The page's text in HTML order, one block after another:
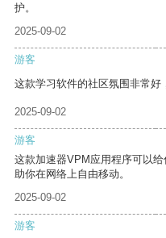
护。
2025-09-02
游客
这款学习软件的社区氛围非常好
2025-09-02
游客
这款加速器VPM应用程序可以
助你在网络上自由移动。
2025-09-02
游客